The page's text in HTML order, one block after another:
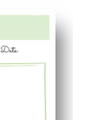
eller
din dag,
lektioner,
det du behöver